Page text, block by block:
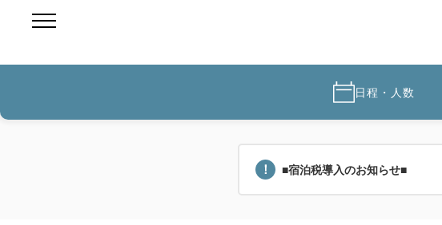
日程・人数
■宿泊税導入のお知らせ■